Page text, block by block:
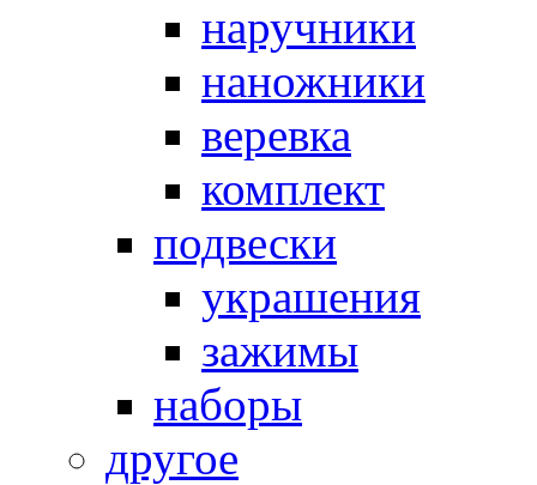
наручники
наножники
веревка
комплект
подвески
украшения
зажимы
наборы
другое